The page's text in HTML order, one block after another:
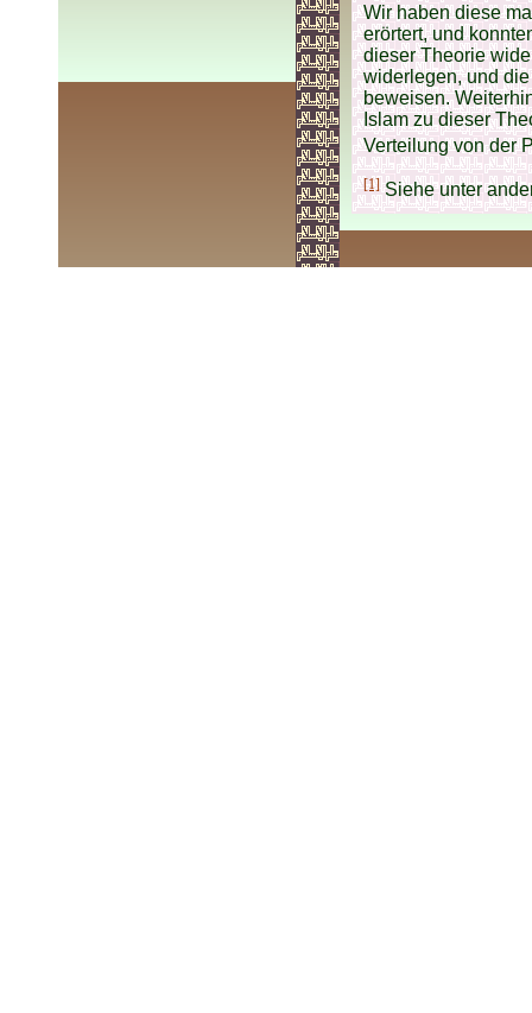
Wir haben diese
erörtert, und
dieser Theorie
widerlegen, und
beweisen.
Islam zu dieser
Verteilung von der
[1]Siehe unter